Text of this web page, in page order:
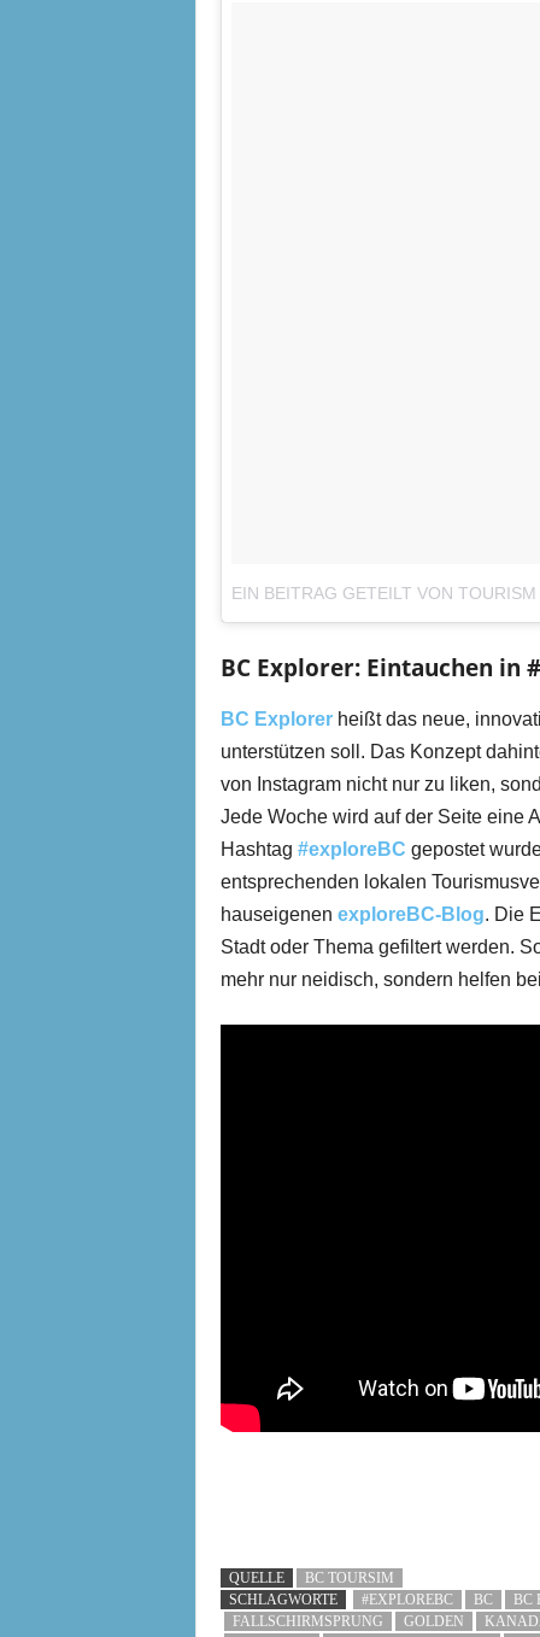
EIN BEITRAG GETEILT VON
BC Explorer: Eintauchen in
BC Explorerheißt das neue,
unterstützen soll. Das Konzept
von Instagram nicht nur zu liken,
Jede Woche wird auf der Seite eine
Hashtag #exploreBC gepostet
entsprechenden lokalen
hauseigenen exploreBC-Blog. Die
Stadt oder Thema gefiltert werden.
mehr nur neidisch, sondern helfen
QUELLE
BC TOURSIM
SCHLAGWORTE
#EXPLOREBC BC
BC
FALLSCHIRMSPRUNG
GOLDEN